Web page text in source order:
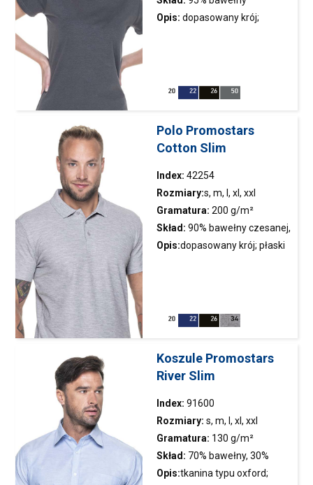
półczesanej, 5% elastanu
Opis: dopasowany krój;
i na ramionach; podwójne
Polo Promostars
Cotton Slim
Index: 42254
Rozmiary:s, m, l, xl, xxl
Gramatura: 200 g/m²
Skład: 90% bawełny czesanej,
10% poliestru
Opis:dopasowany krój; płaski
twillowa; rozcięcie na bokach
Koszule Promostars
River Slim
Index: 91600
Rozmiary: s, m, l, xl, xxl
Gramatura: 130 g/m²
Skład: 70% bawełny, 30%
poliestru
Opis:tkanina typu oxford;